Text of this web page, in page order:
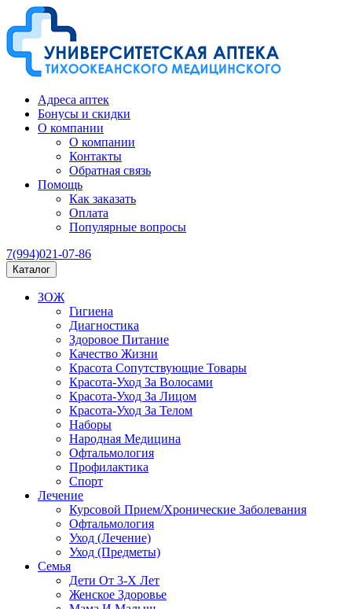
Адреса аптек
Бонусы и скидки
О компании
О компании
Контакты
Обратная связь
Помощь
Как заказать
Оплата
Популярные вопросы
7(994)021-07-86
Каталог
ЗОЖ
Гигиена
Диагностика
Здоровое Питание
Качество Жизни
Красота Сопутствующие Товары
Красота-Уход За Волосами
Красота-Уход За Лицом
Красота-Уход За Телом
Наборы
Народная Медицина
Офтальмология
Профилактика
Спорт
Лечение
Курсовой Прием/Хронические Заболевания
Офтальмология
Уход (Лечение)
Уход (Предметы)
Семья
Дети От 3-Х Лет
Женское Здоровье